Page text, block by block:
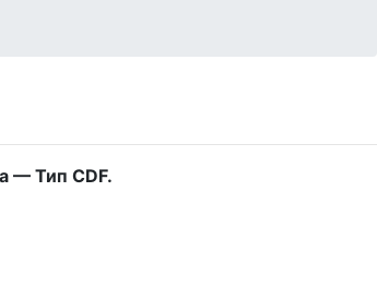
— Тип CDF.